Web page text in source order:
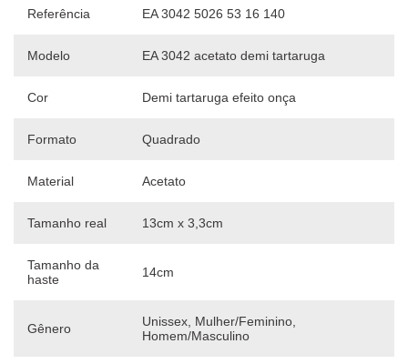
Referência EA 3042 5026 53 16 140
Modelo EA 3042 acetato demi tartaruga
Cor Demi tartaruga efeito onça
Formato Quadrado
Material Acetato
Tamanho real 13cm x 3,3cm
Tamanho da
haste
14cm
Gênero
Unissex, Mulher/Feminino,
Homem/Masculino